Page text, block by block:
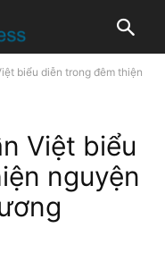
biểu diễn trong đêm thiện
Việt biểu
nguyện